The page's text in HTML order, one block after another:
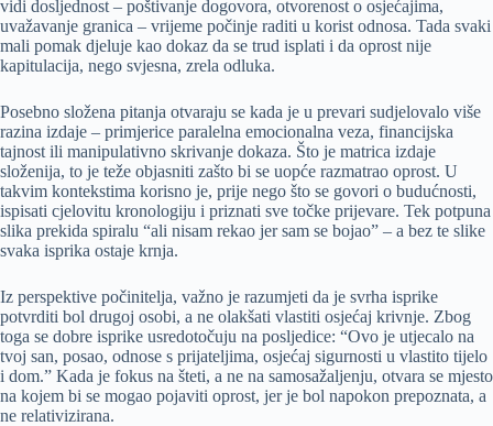
vidi dosljednost – poštivanje dogovora, otvorenost o osjećajima,
uvažavanje granica – vrijeme počinje raditi u korist odnosa. Tada svaki
mali pomak djeluje kao dokaz da se trud isplati i da oprost nije
kapitulacija, nego svjesna, zrela odluka.
Posebno složena pitanja otvaraju se kada je u prevari sudjelovalo više
razina izdaje – primjerice paralelna emocionalna veza, financijska
tajnost ili manipulativno skrivanje dokaza. Što je matrica izdaje
složenija, to je teže objasniti zašto bi se uopće razmatrao oprost. U
takvim kontekstima korisno je, prije nego što se govori o budućnosti,
ispisati cjelovitu kronologiju i priznati sve točke prijevare. Tek potpuna
slika prekida spiralu “ali nisam rekao jer sam se bojao” – a bez te slike
svaka isprika ostaje krnja.
Iz perspektive počinitelja, važno je razumjeti da je svrha isprike
potvrditi bol drugoj osobi, a ne olakšati vlastiti osjećaj krivnje. Zbog
toga se dobre isprike usredotočuju na posljedice: “Ovo je utjecalo na
tvoj san, posao, odnose s prijateljima, osjećaj sigurnosti u vlastito tijelo
i dom.” Kada je fokus na šteti, a ne na samosažaljenju, otvara se mjesto
na kojem bi se mogao pojaviti oprost, jer je bol napokon prepoznata, a
ne relativizirana.